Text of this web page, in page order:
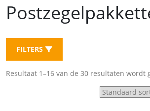
FILTERS
Resultaat 1–16 van de 30 resultaten wordt